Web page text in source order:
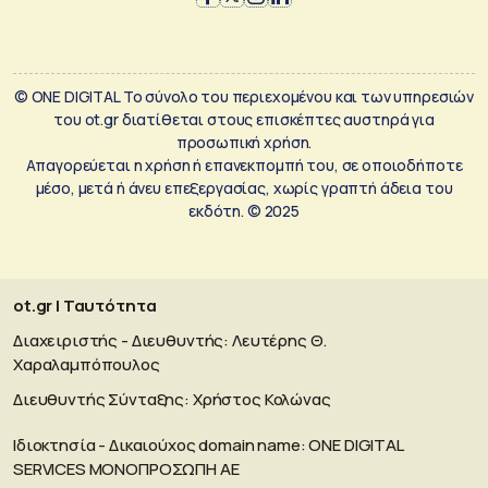
© ONE DIGITAL Το σύνολο του περιεχομένου και των υπηρεσιών
του ot.gr διατίθεται στους επισκέπτες αυστηρά για
προσωπική χρήση.
Απαγορεύεται η χρήση ή επανεκπομπή του, σε οποιοδήποτε
μέσο, μετά ή άνευ επεξεργασίας, χωρίς γραπτή άδεια του
εκδότη. © 2025
ot.gr | Ταυτότητα
Διαχειριστής - Διευθυντής: Λευτέρης Θ.
Χαραλαμπόπουλος
Διευθυντής Σύνταξης: Χρήστος Κολώνας
Ιδιοκτησία - Δικαιούχος domain name: ΟΝΕ DIGITAL
SERVICES MONOΠΡΟΣΩΠΗ ΑΕ